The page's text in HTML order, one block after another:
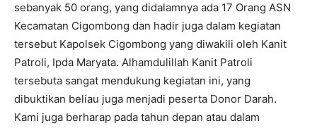
sebanyak 50 orang, yang didalamnya ada 17 Orang ASN
Kecamatan Cigombong dan hadir juga dalam kegiatan
tersebut Kapolsek Cigombong yang diwakili oleh Kanit
Patroli, Ipda Maryata. Alhamdulillah Kanit Patroli
tersebuta sangat mendukung kegiatan ini, yang
dibuktikan beliau juga menjadi peserta Donor Darah.
Kami juga berharap pada tahun depan atau dalam